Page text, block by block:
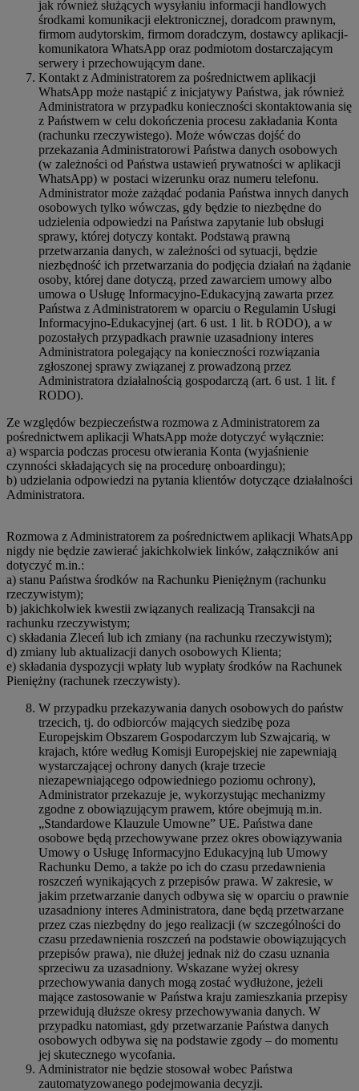
jak również służących wysyłaniu informacji handlowych
środkami komunikacji elektronicznej, doradcom prawnym,
firmom audytorskim, firmom doradczym, dostawcy aplikacji-
komunikatora WhatsApp oraz podmiotom dostarczającym
serwery i przechowującym dane.
Kontakt z Administratorem za pośrednictwem aplikacji
WhatsApp może nastąpić z inicjatywy Państwa, jak również
Administratora w przypadku konieczności skontaktowania się
z Państwem w celu dokończenia procesu zakładania Konta
(rachunku rzeczywistego). Może wówczas dojść do
przekazania Administratorowi Państwa danych osobowych
(w zależności od Państwa ustawień prywatności w aplikacji
WhatsApp) w postaci wizerunku oraz numeru telefonu.
Administrator może zażądać podania Państwa innych danych
osobowych tylko wówczas, gdy będzie to niezbędne do
udzielenia odpowiedzi na Państwa zapytanie lub obsługi
sprawy, której dotyczy kontakt. Podstawą prawną
przetwarzania danych, w zależności od sytuacji, będzie
niezbędność ich przetwarzania do podjęcia działań na żądanie
osoby, której dane dotyczą, przed zawarciem umowy albo
umowa o Usługę Informacyjno-Edukacyjną zawarta przez
Państwa z Administratorem w oparciu o Regulamin Usługi
Informacyjno-Edukacyjnej (art. 6 ust. 1 lit. b RODO), a w
pozostałych przypadkach prawnie uzasadniony interes
Administratora polegający na konieczności rozwiązania
zgłoszonej sprawy związanej z prowadzoną przez
Administratora działalnością gospodarczą (art. 6 ust. 1 lit. f
RODO).
Ze względów bezpieczeństwa rozmowa z Administratorem za
pośrednictwem aplikacji WhatsApp może dotyczyć wyłącznie:
a) wsparcia podczas procesu otwierania Konta (wyjaśnienie
czynności składających się na procedurę onboardingu);
b) udzielania odpowiedzi na pytania klientów dotyczące działalności
Administratora.
Rozmowa z Administratorem za pośrednictwem aplikacji WhatsApp
nigdy nie będzie zawierać jakichkolwiek linków, załączników ani
dotyczyć m.in.:
a) stanu Państwa środków na Rachunku Pieniężnym (rachunku
rzeczywistym);
b) jakichkolwiek kwestii związanych realizacją Transakcji na
rachunku rzeczywistym;
c) składania Zleceń lub ich zmiany (na rachunku rzeczywistym);
d) zmiany lub aktualizacji danych osobowych Klienta;
e) składania dyspozycji wpłaty lub wypłaty środków na Rachunek
Pieniężny (rachunek rzeczywisty).
W przypadku przekazywania danych osobowych do państw
trzecich, tj. do odbiorców mających siedzibę poza
Europejskim Obszarem Gospodarczym lub Szwajcarią, w
krajach, które według Komisji Europejskiej nie zapewniają
wystarczającej ochrony danych (kraje trzecie
niezapewniającego odpowiedniego poziomu ochrony),
Administrator przekazuje je, wykorzystując mechanizmy
zgodne z obowiązującym prawem, które obejmują m.in.
„Standardowe Klauzule Umowne” UE. Państwa dane
osobowe będą przechowywane przez okres obowiązywania
Umowy o Usługę Informacyjno Edukacyjną lub Umowy
Rachunku Demo, a także po ich do czasu przedawnienia
roszczeń wynikających z przepisów prawa. W zakresie, w
jakim przetwarzanie danych odbywa się w oparciu o prawnie
uzasadniony interes Administratora, dane będą przetwarzane
przez czas niezbędny do jego realizacji (w szczególności do
czasu przedawnienia roszczeń na podstawie obowiązujących
przepisów prawa), nie dłużej jednak niż do czasu uznania
sprzeciwu za uzasadniony. Wskazane wyżej okresy
przechowywania danych mogą zostać wydłużone, jeżeli
mające zastosowanie w Państwa kraju zamieszkania przepisy
przewidują dłuższe okresy przechowywania danych. W
przypadku natomiast, gdy przetwarzanie Państwa danych
osobowych odbywa się na podstawie zgody – do momentu
jej skutecznego wycofania.
Administrator nie będzie stosował wobec Państwa
zautomatyzowanego podejmowania decyzji.